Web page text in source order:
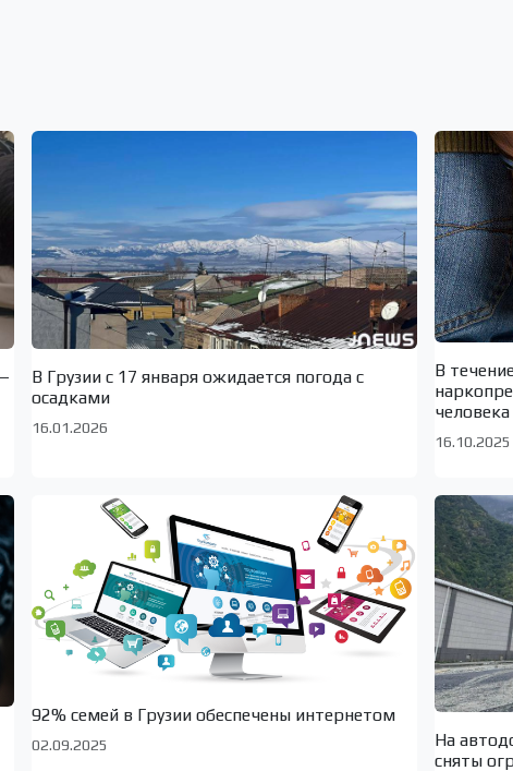
В Грузии с 17 января ожидается погода с
осадками
16.01.2026
В
человека
16.10.2025
92% семей в Грузии обеспечены интернетом
02.09.2025
На
сняты